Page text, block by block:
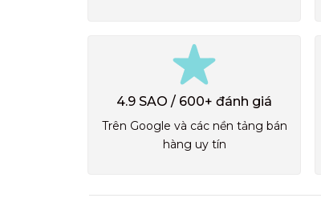
4.9 SAO / 600+ đánh giá
Trên Google và các nền tảng bán
hàng uy tín